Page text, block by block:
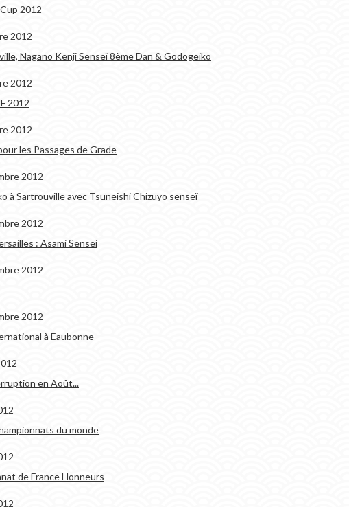
2012
2012
Nagano Kenji Senseï 8ème Dan & Godogeiko
2012
2012
2012
les Passages de Grade
2012
à Sartrouville avec Tsuneishi Chizuyo senseï
2012
: Asami Sensei
2012
2012
à Eaubonne
en Août...
du monde
de France Honneurs